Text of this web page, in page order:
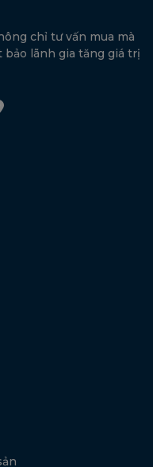
chỉ tư vấn mua mà
lãnh gia tăng giá trị